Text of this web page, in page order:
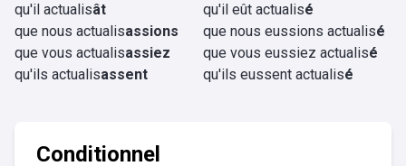
qu'il actualisât
que nous actualisassions
que vous actualisassiez
qu'ils actualisassent
qu'il eût actualisé
que nous eussions actualisé
que vous eussiez actualisé
qu'ils eussent actualisé
Conditionnel